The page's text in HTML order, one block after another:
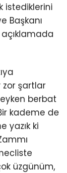
istediklerini
Başkanı
açıklamada
zor şartlar
berbat
kademe de
yazık ki
üzgünüm,